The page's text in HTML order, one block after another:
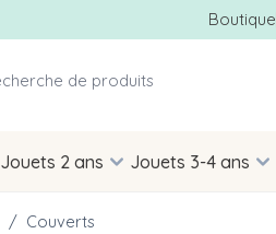
Boutique
Jouets 2 ans Jouets 3-4 ans
/ Couverts